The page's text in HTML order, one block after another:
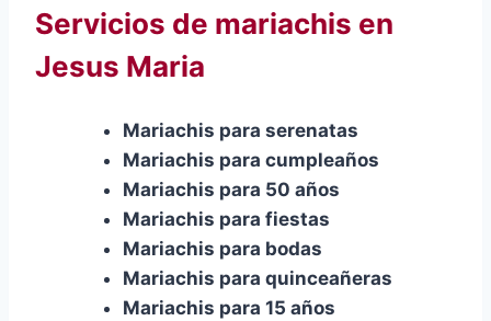
Servicios de mariachis en
Jesus Maria
Mariachis para serenatas
Mariachis para cumpleaños
Mariachis para 50 años
Mariachis para fiestas
Mariachis para bodas
Mariachis para quinceañeras
Mariachis para 15 años